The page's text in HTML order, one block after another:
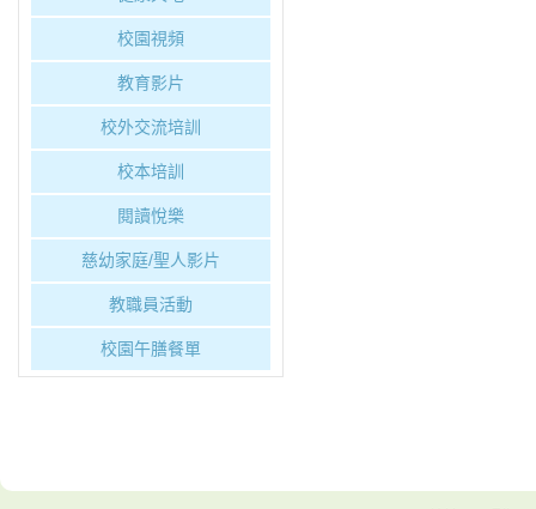
校園視頻
教育影片
校外交流培訓
校本培訓
閱讀悅樂
慈幼家庭/聖人影片
教職員活動
校園午膳餐單